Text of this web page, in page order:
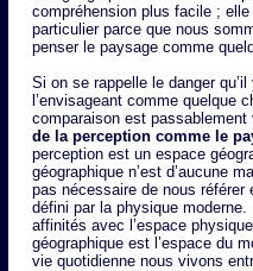
compréhension plus facile ;
particulier parce que nous
penser le paysage comme
Si on se rappelle le danger
l’envisageant comme quelque
comparaison est passablement
de la perception comme le
perception est un espace
géographique n’est d’aucune
pas nécessaire de nous référer
défini par la physique moderne.
affinités avec l’espace
géographique est l’espace du
vie quotidienne nous vivons